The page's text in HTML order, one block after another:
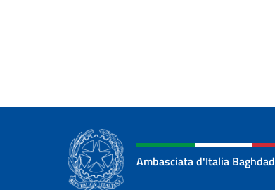
Ambasciata d'Italia Baghdad